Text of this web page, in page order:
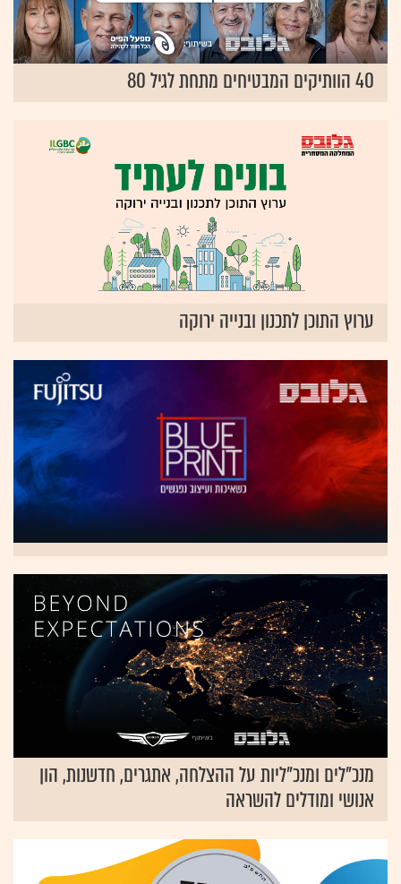
40 הוותיקים המבטיחים מתחת לגיל 80
ערוץ התוכן לתכנון ובנייה ירוקה
מנכ"לים ומנכ"ליות על ההצלחה, אתגרים, חדשנות, הון
אנושי ומודלים להשראה